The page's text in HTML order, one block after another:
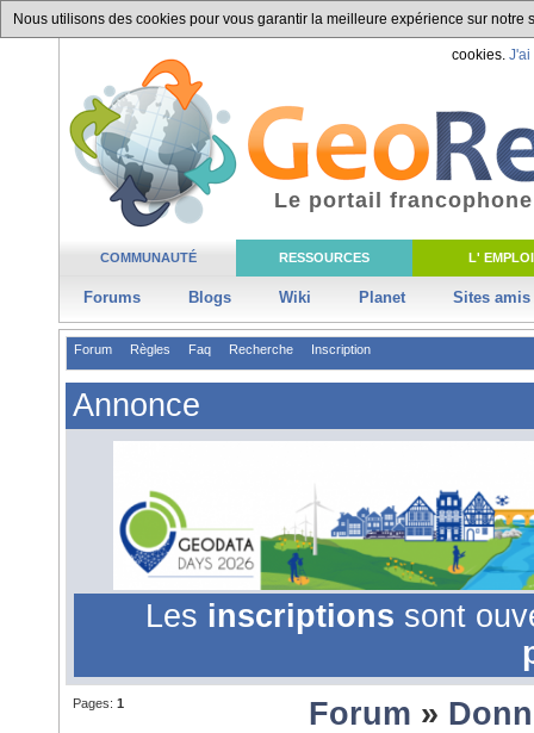
Nous utilisons des cookies pour vous garantir la meilleure expérience sur
cookies. J'ai
COMMUNAUTÉ RESSOURCES L' EMPLOI
Forums Blogs Wiki Planet Sites amis
Le portail
Forum Règles Faq Recherche Inscription
Annonce
Les inscriptions sont
Pages: 1 Forum »